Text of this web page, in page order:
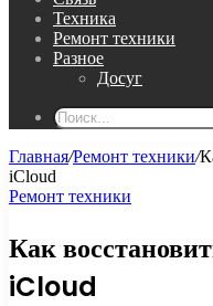
Техника
Ремонт техники
Разное
Досуг
Главная/Ремонт техники/
iCloud
Ремонт техники
Как
iCloud